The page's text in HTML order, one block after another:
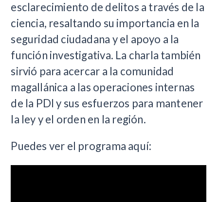
esclarecimiento de delitos a través de la
ciencia, resaltando su importancia en la
seguridad ciudadana y el apoyo a la
función investigativa. La charla también
sirvió para acercar a la comunidad
magallánica a las operaciones internas
de la PDI y sus esfuerzos para mantener
la ley y el orden en la región.
Puedes ver el programa aquí: